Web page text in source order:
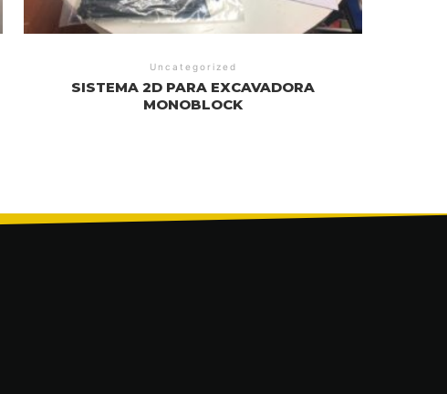
Uncategorized
SISTEMA 2D PARA EXCAVADORA
MONOBLOCK